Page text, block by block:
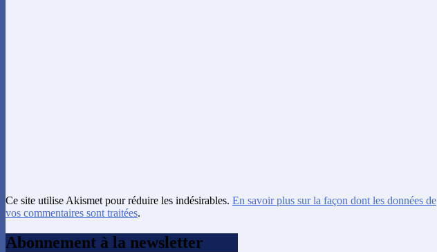
Ce site utilise Akismet pour réduire les indésirables. En savoir plus sur la façon dont les données de
vos commentaires sont traitées.
Abonnement à la newsletter